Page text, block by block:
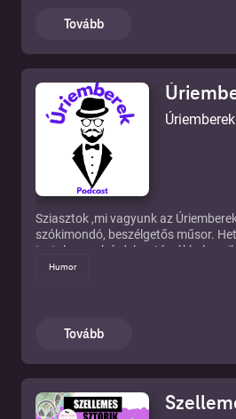
Tovább
Úriemberek
Sziasztok ,mi vagyunk az
szókimondó, beszélgetős műsor.
tartalommal, érdekes témákkal,
próbálunk élvezetesebbé tenni.
Humor
Tovább